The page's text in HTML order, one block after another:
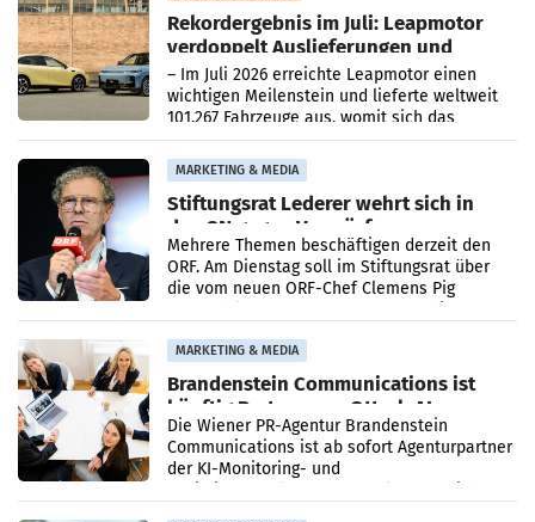
Rekordergebnis im Juli: Leapmotor
verdoppelt Auslieferungen und
überschreitet die 100.000er-Marke
– Im Juli 2026 erreichte Leapmotor einen
wichtigen Meilenstein und lieferte weltweit
101.267 Fahrzeuge aus, womit sich das
Ergebnis gegenüber Juli 2025 mehr als
verdoppelte (+102
MARKETING & MEDIA
Stiftungsrat Lederer wehrt sich in
den SN gegen Vorwürfe
Mehrere Themen beschäftigen derzeit den
ORF. Am Dienstag soll im Stiftungsrat über
die vom neuen ORF-Chef Clemens Pig
MARKETING & MEDIA
Brandenstein Communications ist
künftig Partner von OtterlyAI
Die Wiener PR-Agentur Brandenstein
Communications ist ab sofort Agenturpartner
der KI-Monitoring- und